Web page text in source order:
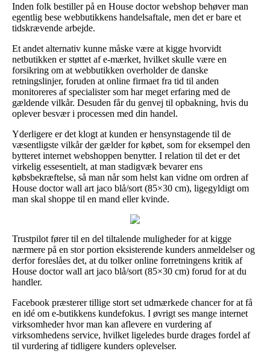
Inden folk bestiller på en House doctor webshop behøver man
egentlig bese webbutikkens handelsaftale, men det er bare et
tidskrævende arbejde.
Et andet alternativ kunne måske være at kigge hvorvidt
netbutikken er støttet af e-mærket, hvilket skulle være en
forsikring om at webbutikken overholder de danske
retningslinjer, foruden at online firmaet fra tid til anden
monitoreres af specialister som har meget erfaring med de
gældende vilkår. Desuden får du genvej til opbakning, hvis du
oplever besvær i processen med din handel.
Yderligere er det klogt at kunden er hensynstagende til de
væsentligste vilkår der gælder for købet, som for eksempel den
bytteret internet webshoppen benytter. I relation til det er det
virkelig essesentielt, at man stadigvæk bevarer ens
købsbekræftelse, så man når som helst kan vidne om ordren af
House doctor wall art jaco blå/sort (85×30 cm), ligegyldigt om
man skal shoppe til en mand eller kvinde.
Trustpilot fører til en del tiltalende muligheder for at kigge
nærmere på en stor portion eksisterende kunders anmeldelser og
derfor foreslåes det, at du tolker online forretningens kritik af
House doctor wall art jaco blå/sort (85×30 cm) forud for at du
handler.
Facebook præsterer tillige stort set udmærkede chancer for at få
en idé om e-butikkens kundefokus. I øvrigt ses mange internet
virksomheder hvor man kan aflevere en vurdering af
virksomhedens service, hvilket ligeledes burde drages fordel af
til vurdering af tidligere kunders oplevelser.